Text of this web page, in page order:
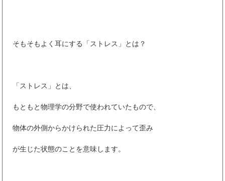
そもそもよく耳にする「ストレス」とは？
「ストレス」とは、
もともと物理学の分野で使われていたもので、
物体の外側からかけられた圧力によって歪み
が生じた状態のことを意味します。